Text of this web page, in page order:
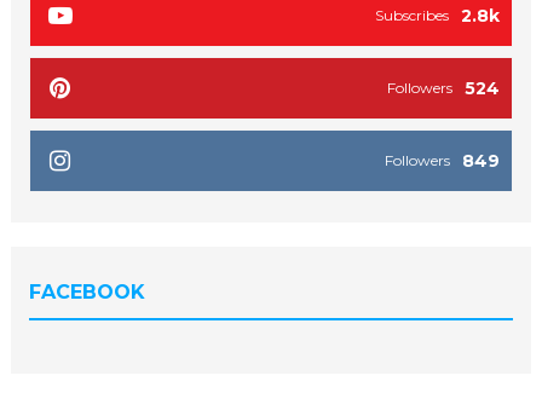
2.8k
Subscribes
524
Followers
849
Followers
FACEBOOK